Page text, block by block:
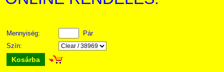
Mennyiség:
Pár
Szín:
Kosárba